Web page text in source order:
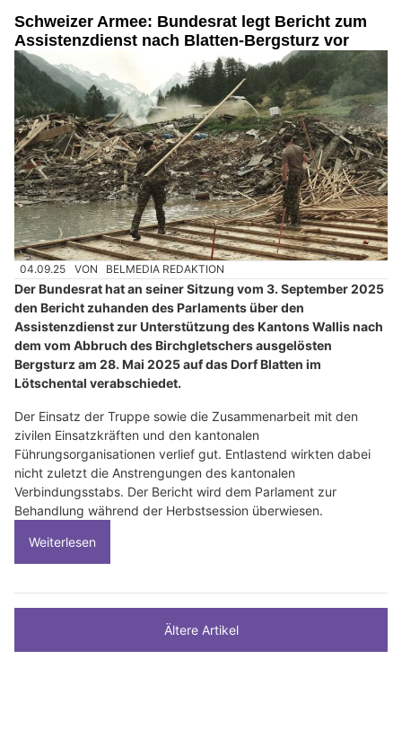
Schweizer Armee: Bundesrat legt Bericht zum
Assistenzdienst nach Blatten-Bergsturz vor
04.09.25 VON BELMEDIA REDAKTION
Der Bundesrat hat an seiner Sitzung vom 3. September 2025
den Bericht zuhanden des Parlaments über den
Assistenzdienst zur Unterstützung des Kantons Wallis nach
dem vom Abbruch des Birchgletschers ausgelösten
Bergsturz am 28. Mai 2025 auf das Dorf Blatten im
Lötschental verabschiedet.
Der Einsatz der Truppe sowie die Zusammenarbeit mit den
zivilen Einsatzkräften und den kantonalen
Führungsorganisationen verlief gut. Entlastend wirkten dabei
nicht zuletzt die Anstrengungen des kantonalen
Verbindungsstabs. Der Bericht wird dem Parlament zur
Behandlung während der Herbstsession überwiesen.
Weiterlesen
Ältere Artikel